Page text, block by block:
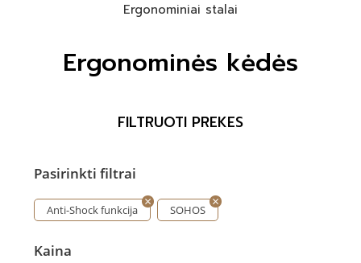
Ergonominiai stalai
Ergonominės kėdės
FILTRUOTI PREKES
Pasirinkti filtrai
Anti-Shock funkcija SOHOS
Kaina